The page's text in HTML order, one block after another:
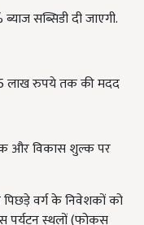
सब्सिडी दी जाएगी.
लाख रुपये तक की मदद
और विकास शुल्क पर
पिछड़े वर्ग के निवेशकों को